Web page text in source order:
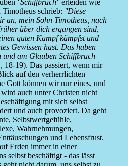
''Schiffbruch''erleiden wie
schrieb: ''Diese
an, mein Sohn Timotheus, nach
über dich ergangen sind,
guten Kampf kämpfst und
Gewissen hast. Das haben
und am Glauben Schiffbruch
18-19). Das passiert, wenn mir
auf den verherrlichten
Gott können wir nur eines, und
auch unter Christen nicht
mit sich selbst
und auch provoziert. Da geht
Selbstwertgefühle,
Wahrnehmungen,
und Lebensfrust.
Erden immer in einer
selbst beschäftigt - das lässt